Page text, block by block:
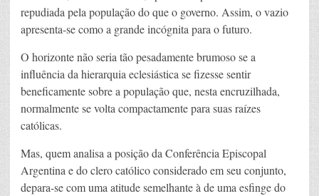
repudiada pela população do que o governo. Assim, o vazio
apresenta-se como a grande incógnita para o futuro.
O horizonte não seria tão pesadamente brumoso se a
influência da hierarquia eclesiástica se fizesse sentir
beneficamente sobre a população que, nesta encruzilhada,
normalmente se volta compactamente para suas raízes
católicas.
Mas, quem analisa a posição da Conferência Episcopal
Argentina e do clero católico considerado em seu conjunto,
depara-se com uma atitude semelhante à de uma esfinge do